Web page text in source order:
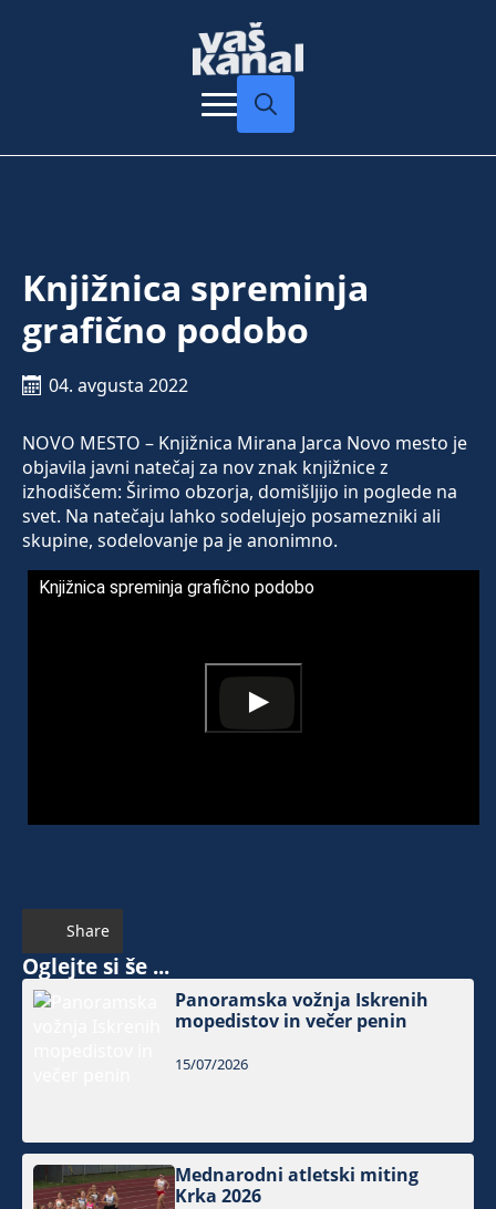
Knjižnica spreminja
grafično podobo
04. avgusta 2022
NOVO MESTO – Knjižnica Mirana Jarca Novo mesto je
objavila javni natečaj za nov znak knjižnice z
izhodiščem: Širimo obzorja, domišljijo in poglede na
svet. Na natečaju lahko sodelujejo posamezniki ali
skupine, sodelovanje pa je anonimno.
Knjižnica spreminja grafično podobo
Share
Oglejte si še ...
Panoramska vožnja Iskrenih
mopedistov in večer penin
15/07/2026
Mednarodni atletski miting
Krka 2026